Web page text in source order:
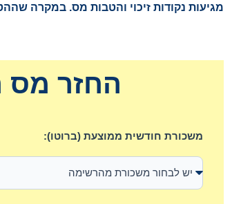
מגיעות נקודות זיכוי והטבות מס. במקרה
החזר מס
משכורת חודשית ממוצעת (ברוטו):